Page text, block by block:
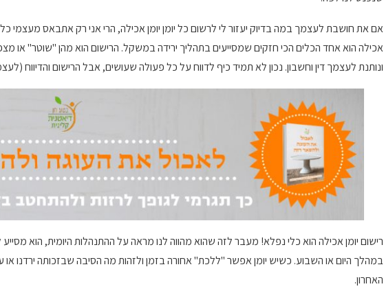
אם את חושבת לעצמך במה בדיוק יעזור לי לרשום כל יומן יומן אכילה, הרי אני רק אתבאס מעצמי
אכילה הוא אחד הכלים הכי חזקים שמסייעים בתהליך ירידה במשקל. הרישום הוא מהן "שוטר" או
ונותנת לעצמך דין וחשבון. נכון לא תמיד כיף לדווח על כל פעולה שעושים, אבל הרישום והדיווח
רישום יומן אכילה הוא כלי נפלא! מעבר לזה שהוא מהווה לנו מראה על ההתנהלות היומית, הוא
במהלך היום או השבוע. כשיש יומן אפשר "ללכת" אחורה בזמן ולזהות מה הסיבה שבזכותה ירדנו
האחרון.